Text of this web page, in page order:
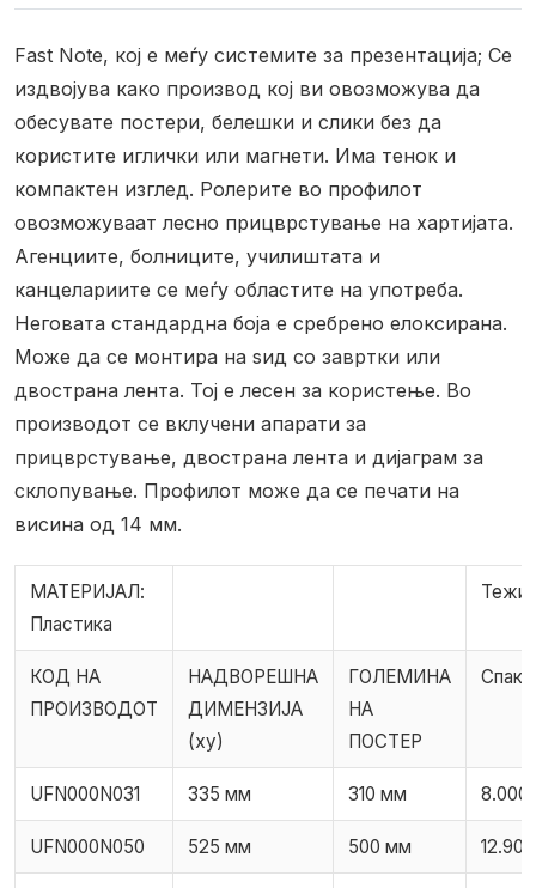
Fast Note, кој е меѓу системите за презентација; Се
издвојува како производ кој ви овозможува да
обесувате постери, белешки и слики без да
користите иглички или магнети. Има тенок и
компактен изглед. Ролерите во профилот
овозможуваат лесно прицврстување на хартијата.
Агенциите, болниците, училиштата и
канцелариите се меѓу областите на употреба.
Неговата стандардна боја е сребрено елоксирана.
Може да се монтира на ѕид со завртки или
двострана лента. Тој е лесен за користење. Во
производот се вклучени апарати за
прицврстување, двострана лента и дијаграм за
склопување. Профилот може да се печати на
висина од 14 мм.
МАТЕРИЈАЛ:
Пластика
КОД НА
ПРОИЗВОДОТ
НАДВОРЕШНА
ДИМЕНЗИЈА
(xy)
ГОЛЕМИНА
НА
ПОСТЕР
UFN000N031 335 мм 310 мм 8.000
UFN000N050 525 мм 500 мм